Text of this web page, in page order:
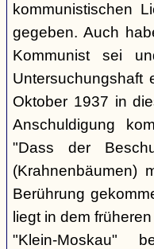
kommunistischen
gegeben. Auch
Kommunist sei
Oktober 1937 in
Anschuldigung
"Dass der
(Krahnenbäumen)
Berührung
liegt in dem
"Klein-Moskau"